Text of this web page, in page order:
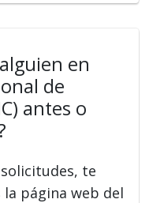
en
de
antes o
te
página web del